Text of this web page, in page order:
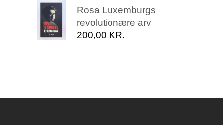
Rosa Luxemburgs
revolutionære arv
200,00 KR.